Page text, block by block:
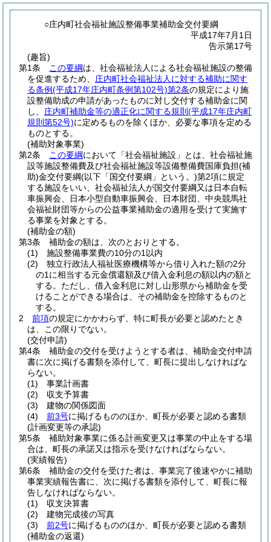
○庄内町社会福祉施設整備事業補助金交付要綱
平成17年7月1日
告示第17号
(趣旨)
第1条
この要綱は、社会福祉法人による社会福祉施設の整備
を促進するため、 庄内町社会福祉法人に対する補助に関す
る条例(平成17年庄内町条例第102号)第2条の規定により施
設整備助成の申請があったものに対し交付する補助金に関
し、 庄内町補助金等の適正化に関する規則 (平成17年庄内町
規則第52号)に定めるものを除くほか、必要な事項を定める
ものとする。
(補助対象事業)
第2条
この要綱において「社会福祉施設」とは、社会福祉施
設等施設整備費及び社会福祉施設等設備整備費国庫負担(補
助)金交付要綱(以下「国交付要綱」という。)第2項に規定
する施設をいい、社会福祉法人が国交付要綱又は日本自転
車振興会、日本小型自動車振興会、日本財団、中央競馬社
会福祉財団等からの公益事業補助金の適用を受けて実施す
る事業を対象とする。
(補助金の額)
第3条
補助金の額は、次のとおりとする。
(1)
施設整備事業費の10分の1以内
(2)
独立行政法人福祉医療機構等から借り入れた額の2分
の1に相当する元金償還額及び借入金利息の額以内の額と
する。 ただし、借入金利息に対し山形県から補助金を受
けることができる場合は、その補助金を控除するものと
する。
2
前項の規定にかかわらず、特に町長が必要と認めたとき
は、この限りでない。
(交付申請)
第4条
補助金の交付を受けようとする者は、補助金交付申請
書に次に掲げる書類を添付して、町長に提出しなければな
らない。
(1)
事業計画書
(2)
収支予算書
(3)
建物の関係図面
(4)
前3号に掲げるもののほか、町長が必要と認める書類
(計画変更等の承認)
第5条
補助対象事業に係る計画変更又は事業の中止をする場
合は、町長の承諾又は指示を受けなければならない。
(実績報告)
第6条
補助金の交付を受けた者は、事業完了後速やかに補助
事業実績報告書に、次に掲げる書類を添付して、町長に報
告しなければならない。
(1)
収支決算書
(2)
建物完成後の写真
(3)
前2号に掲げるもののほか、町長が必要と認める書類
(補助金の返還)